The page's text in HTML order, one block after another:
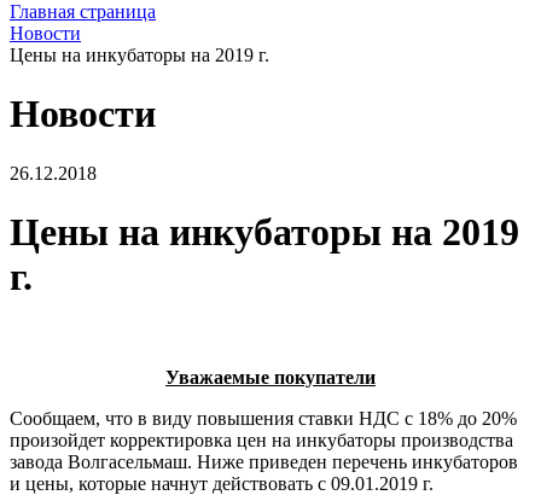
Главная страница
Новости
Цены на инкубаторы на 2019 г.
Новости
26.12.2018
Цены на инкубаторы на 2019
г.
Уважаемые покупатели
Сообщаем, что в виду повышения ставки НДС с 18% до 20%
произойдет корректировка цен на инкубаторы производства
завода Волгасельмаш. Ниже приведен перечень инкубаторов
и цены, которые начнут действовать с 09.01.2019 г.